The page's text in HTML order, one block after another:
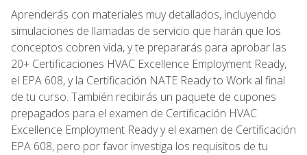
Aprenderás con materiales muy detallados, incluyendo
simulaciones de llamadas de servicio que harán que los
conceptos cobren vida, y te prepararás para aprobar las
20+ Certificaciones HVAC Excellence Employment Ready,
el EPA 608, y la Certificación NATE Ready to Work al final
de tu curso. También recibirás un paquete de cupones
prepagados para el examen de Certificación HVAC
Excellence Employment Ready y el examen de Certificación
EPA 608, pero por favor investiga los requisitos de tu